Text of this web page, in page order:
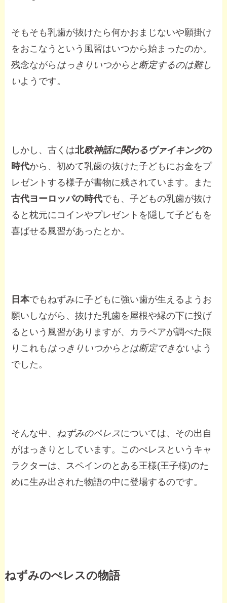
そもそも乳歯が抜けたら何かおまじないや願掛け
をおこなうという風習はいつから始まったのか。
残念ながら はっきりいつからと断定するのは難し
いようです。
しかし、古くは北欧神話に関わるヴァイキングの
時代から、初めて乳歯の抜けた子どもにお金をプ
レゼントする様子が書物に残されています。また
古代ヨーロッパの時代でも、子どもの乳歯が抜け
ると枕元にコインやプレゼントを隠して子どもを
喜ばせる風習があったとか。
日本でもねずみに子どもに強い歯が生えるようお
願いしながら、抜けた乳歯を屋根や縁の下に投げ
るという風習がありますが、カラベアが調べた限
りこれも はっきりいつからとは断定できないよう
でした。
そんな中、 ねずみのペレスについては、その出自
がはっきりとしています。このぺレスというキャ
ラクターは、スペインのとある王様(王子様)のた
めに生み出された物語の中に登場するのです。
ねずみのぺレスの物語